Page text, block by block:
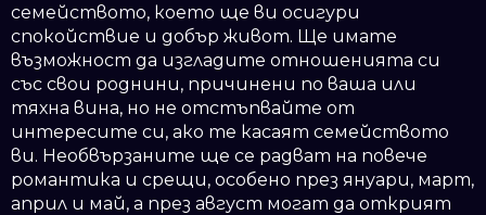
семейството, което ще ви осигури
спокойствие и добър живот. Ще имате
възможност да изгладите отношенията си
със свои роднини, причинени по ваша или
тяхна вина, но не отстъпвайте от
интересите си, ако те касаят семейството
ви. Необвързаните ще се радват на повече
романтика и срещи, особено през януари, март,
април и май, а през август могат да открият